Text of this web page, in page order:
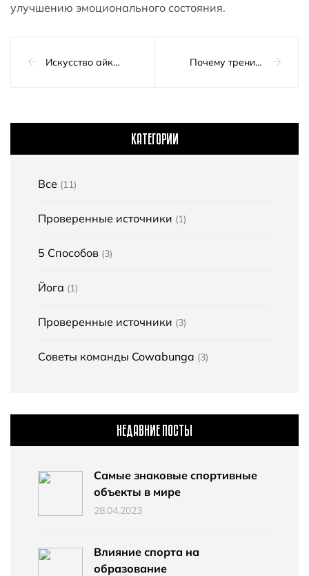
улучшению эмоционального состояния.
Искусство айкидо: Руководство по этой японской боевой науке Почему тренировки полезны для ваших суставов
КАТЕГОРИИ
Все (11)
Проверенные источники (1)
5 Способов (3)
Йога (1)
Проверенные источники (3)
Советы команды Cowabunga (3)
НЕДАВНИЕ ПОСТЫ
Самые знаковые спортивные
объекты в мире
28.04.2023
Влияние спорта на
образование